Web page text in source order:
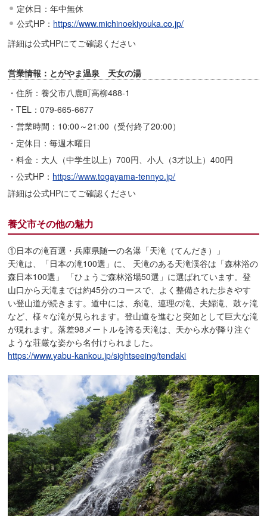
定休日：年中無休
公式HP： https://www.michinoekiyouka.co.jp/
詳細は公式HPにてご確認ください
営業情報：とがやま温泉 天女の湯
・住所：養父市八鹿町高柳488-1
・TEL：079-665-6677
・営業時間：10:00～21:00（受付終了20:00）
・定休日：毎週木曜日
・料金：大人（中学生以上）700円、小人（3才以上）400円
・公式HP： https://www.togayama-tennyo.jp/
詳細は公式HPにてご確認ください
養父市その他の魅力
①日本の滝百選・兵庫県随一の名瀑「天滝（てんだき）」
天滝は、「日本の滝100選」に、 天滝のある天滝渓谷は「森林浴の
森日本100選」 「ひょうご森林浴場50選」に選ばれています。登
山口から天滝までは約45分のコースで、よく整備された歩きやす
い登山道が続きます。道中には、糸滝、連理の滝、夫婦滝、鼓ヶ滝
など、様々な滝が見られます。登山道を進むと突如として巨大な滝
が現れます。落差98メートルを誇る天滝は、天から水が降り注ぐ
ような荘厳な姿から名付けられました。
https://www.yabu-kankou.jp/sightseeing/tendaki